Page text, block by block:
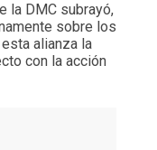
la DMC subrayó,
sobre los
alianza la
con la acción